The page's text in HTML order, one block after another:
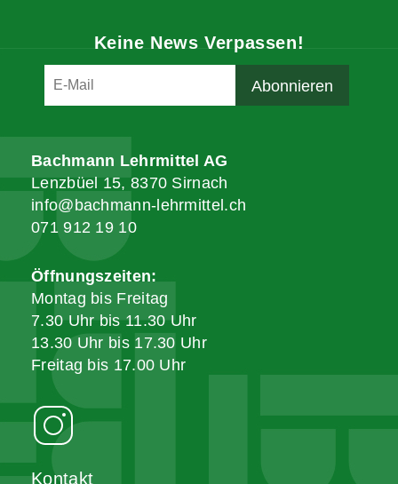
Keine News Verpassen!
Kontakt
Bachmann Lehrmittel AG
Lenzbüel 15, 8370 Sirnach
info@bachmann-lehrmittel.ch
071 912 19 10
Öffnungszeiten:
Montag bis Freitag
7.30 Uhr bis 11.30 Uhr
13.30 Uhr bis 17.30 Uhr
Freitag bis 17.00 Uhr